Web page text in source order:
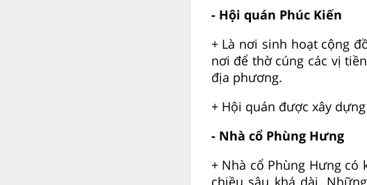
- Hội quán Phúc Kiến
+ Là nơi sinh hoạt cộng
nơi để thờ cúng các vị
địa phương.
+ Hội quán được xây
- Nhà cổ Phùng Hưng
+ Nhà cổ Phùng Hưng có